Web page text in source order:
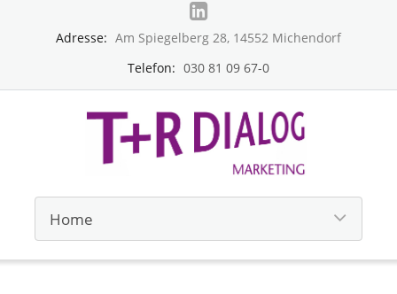
Adresse: Am Spiegelberg 28, 14552 Michendorf
Telefon: 030 81 09 67-0